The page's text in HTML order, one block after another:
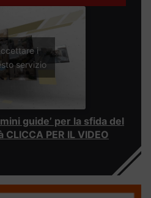
i
servizio
guide’ per la sfida del
PER IL VIDEO